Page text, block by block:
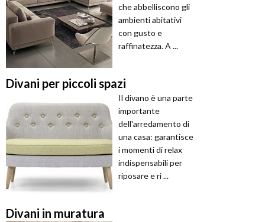
che abbelliscono gli
ambienti abitativi
con gusto e
raffinatezza. A ...
Divani per piccoli spazi
Il divano è una parte
importante
dell'arredamento di
una casa: garantisce
i momenti di relax
indispensabili per
riposare e ri ...
Divani in muratura